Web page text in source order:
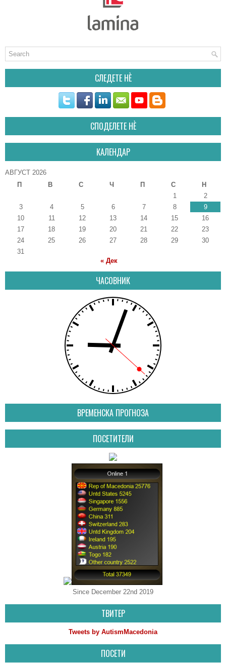
СЛЕДЕТЕ НÈ
СПОДЕЛЕТЕ НÈ
КАЛЕНДАР
АВГУСТ 2026
П
В С Ч П С
Н
1
2
3
4 5 6 7 8
9
10
11 12 13 14 15
16
17
18 19 20 21 22
23
24
25 26 27 28 29
30
31
« Дек
ЧАСОВНИК
ВРЕМЕНСКА ПРОГНОЗА
ПОСЕТИТЕЛИ
Since December 22nd 2019
ТВИТЕР
Tweets by AutismMacedonia
ПОСЕТИ